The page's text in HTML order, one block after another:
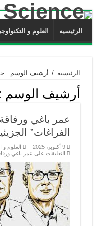
الرئيسيه العلوم و
الرئيسية / أرشيف الوسم :
أرشيف الوسم :
عمر ياغي
الفراغات”
9 أكتوبر، 2025
العلوم و
التعليقات على عمر ياغي